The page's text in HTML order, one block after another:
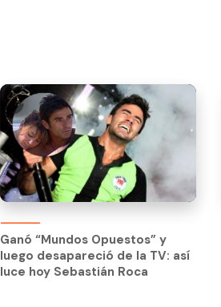
Ganó “Mundos Opuestos” y
luego desapareció de la TV: así
luce hoy Sebastián Roca